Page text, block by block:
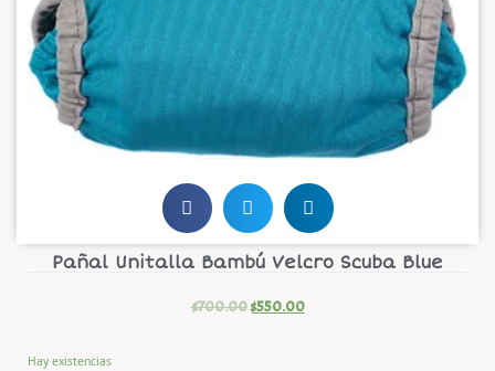
Pañal Unitalla Bambú Velcro Scuba Blue
$700.00$550.00
Hay existencias